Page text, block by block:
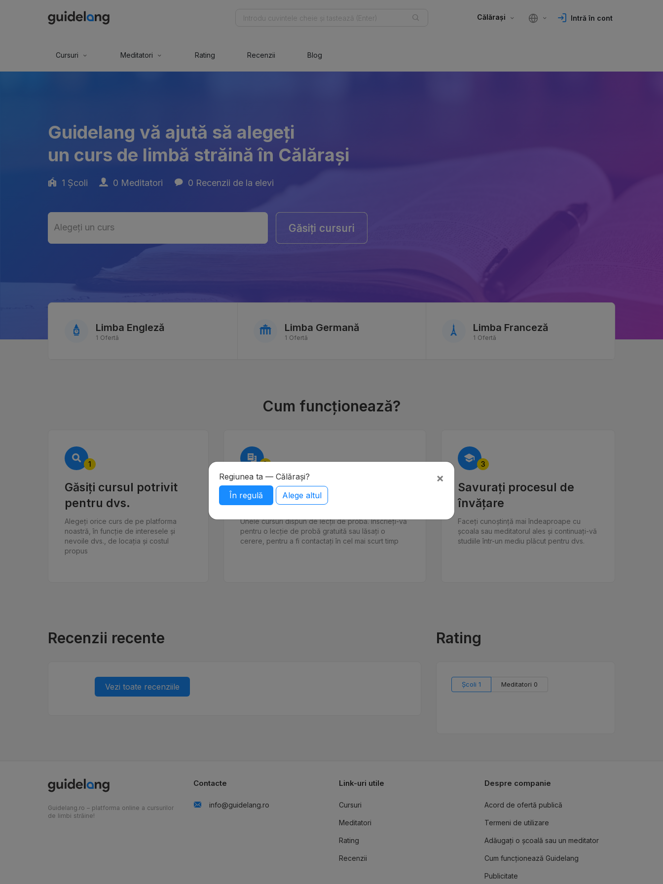
Călărași Intră în cont
Cursuri Meditatori Rating Recenzii Blog
Guidelang vă ajută să alegeți
un curs de limbă străină în Călărași
1 Școli 0 Meditatori 0 Recenzii de la elevi
Alegeți un curs Găsiți cursuri
Alegeți un curs Găsiți cursuri
Limba Engleză
1 Ofertă
Limba Germană
1 Ofertă
Limba Franceză
1 Ofertă
Cum funcționează?
1
Găsiți cursul potrivit
pentru dvs.
Alegeți orice curs de pe platforma
noastră, în funcție de interesele și
nevoile dvs., de locația și costul
propus
2
Înscrieți-vă pentru o lecție
gratuită
Unele cursuri dispun de lecții de probă. Înscrieți-vă
pentru o lecție de probă gratuită sau lăsați o
cerere, pentru a fi contactați în cel mai scurt timp
3
Savurați procesul de
învățare
Faceți cunoștință mai îndeaproape cu
școala sau meditatorul ales și continuați-vă
studiile într-un mediu plăcut pentru dvs.
Recenzii recente
Vezi toate recenziile
Rating
Școli 1 Meditatori 0
Guidelang.ro – platforma online a cursurilor
de limbi străine!
Contacte
info@guidelang.ro
Link-uri utile
Cursuri
Meditatori
Rating
Recenzii
Despre companie
Acord de ofertă publică
Termeni de utilizare
Adăugați o școală sau un meditator
Cum funcționează Guidelang
Publicitate
×
Regiunea ta — Călărași?
În regulă
Alege altul